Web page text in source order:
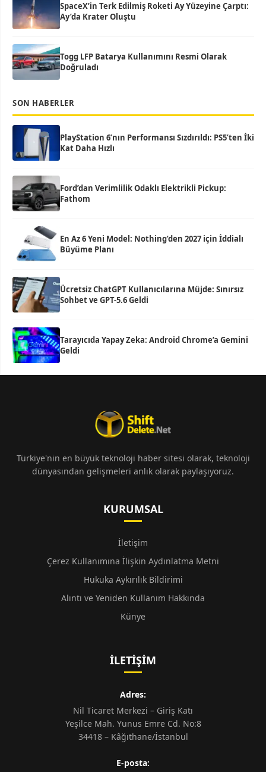
SpaceX’in Terk Edilmiş Roketi Ay Yüzeyine Çarptı:
Ay’da Krater Oluştu
Togg LFP Batarya Kullanımını Resmi Olarak
Doğruladı
SON HABERLER
PlayStation 6’nın Performansı Sızdırıldı: PS5’ten İki
Kat Daha Hızlı
Ford’dan Verimlilik Odaklı Elektrikli Pickup:
Fathom
En Az 6 Yeni Model: Nothing’den 2027 için İddialı
Büyüme Planı
Ücretsiz ChatGPT Kullanıcılarına Müjde: Sınırsız
Sohbet ve GPT-5.6 Geldi
Tarayıcıda Yapay Zeka: Android Chrome’a Gemini
Geldi
Türkiye'nin en büyük teknoloji haber sitesi olarak, teknoloji
dünyasından gelişmeleri anlık olarak paylaşıyoruz.
KURUMSAL
İletişim
Çerez Kullanımına İlişkin Aydınlatma Metni
Hukuka Aykırılık Bildirimi
Alıntı ve Yeniden Kullanım Hakkında
Künye
İLETIŞIM
Adres:
Nil Ticaret Merkezi – Giriş Katı
Yeşilce Mah. Yunus Emre Cd. No:8
34418 – Kâğıthane/İstanbul
E-posta: